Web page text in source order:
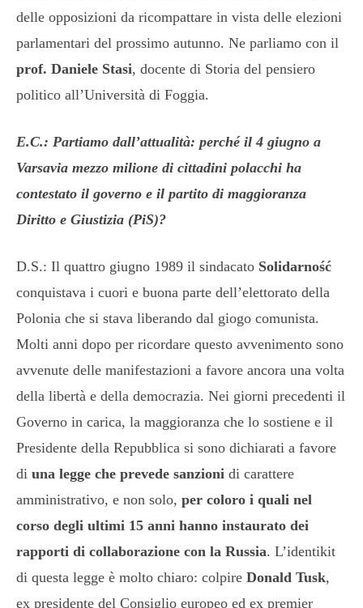
delle opposizioni da ricompattare in vista delle elezioni
parlamentari del prossimo autunno. Ne parliamo con il
prof. Daniele Stasi, docente di Storia del pensiero
politico all’Università di Foggia.
E.C.: Partiamo dall’attualità: perché il 4 giugno a
Varsavia mezzo milione di cittadini polacchi ha
contestato il governo e il partito di maggioranza
Diritto e Giustizia (PiS)?
D.S.: Il quattro giugno 1989 il sindacato Solidarność
conquistava i cuori e buona parte dell’elettorato della
Polonia che si stava liberando dal giogo comunista.
Molti anni dopo per ricordare questo avvenimento sono
avvenute delle manifestazioni a favore ancora una volta
della libertà e della democrazia. Nei giorni precedenti il
Governo in carica, la maggioranza che lo sostiene e il
Presidente della Repubblica si sono dichiarati a favore
di una legge che prevede sanzioni di carattere
amministrativo, e non solo, per coloro i quali nel
corso degli ultimi 15 anni hanno instaurato dei
rapporti di collaborazione con la Russia. L’identikit
di questa legge è molto chiaro: colpire Donald Tusk,
ex presidente del Consiglio europeo ed ex premier